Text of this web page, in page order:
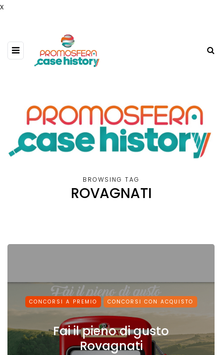
x
BROWSING TAG
ROVAGNATI
CONCORSI A PREMIO CONCORSI CON ACQUISTO
Fai il pieno di gusto
Rovagnati